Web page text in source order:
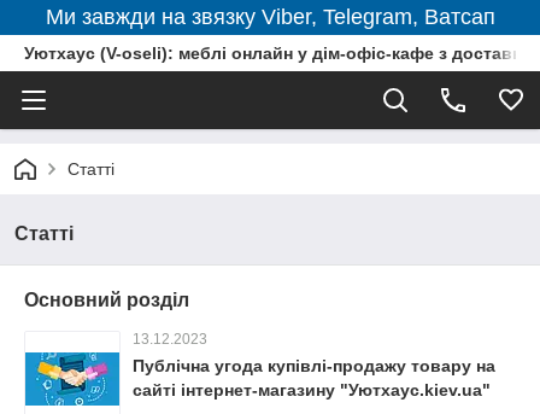
Ми завжди на звязку Viber, Telegram, Ватсап
Уютхаус (V-oseli): меблі онлайн у дім-офіс-кафе з
Статті
Статті
Основний розділ
13.12.2023
Публічна угода купівлі-продажу товару на
сайті інтернет-магазину "Уютхаус.kiev.ua"